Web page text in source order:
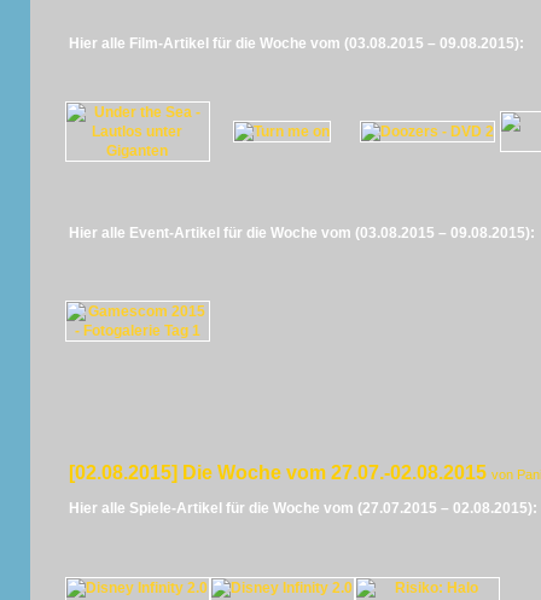
Hier alle Film-Artikel für die Woche vom (03.08.2015 – 09.08.2015):
Hier alle Event-Artikel für die Woche vom (03.08.2015 – 09.08.2015):
[02.08.2015] Die Woche vom 27.07.-02.08.2015 von
Hier alle Spiele-Artikel für die Woche vom (27.07.2015 – 02.08.2015):